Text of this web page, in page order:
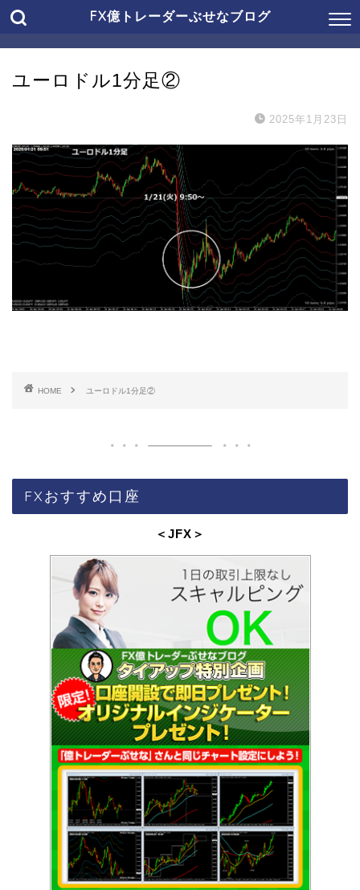
FX億トレーダーぶせなブログ
ユーロドル1分足②
2025年1月23日
HOME ユーロドル1分足②
FXおすすめ口座
＜JFX ＞